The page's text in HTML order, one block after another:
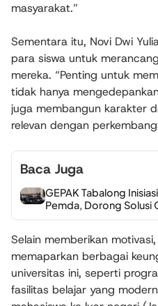
masyarakat.”
Sementara itu, Novi Dwi
para siswa untuk
mereka. “Penting untuk
tidak hanya
juga membangun karakter
relevan dengan
Baca Juga
GEPAK Tabalong
Pemda, Dorong Solusi
Selain memberikan
memaparkan berbagai
universitas ini, seperti
fasilitas belajar yang